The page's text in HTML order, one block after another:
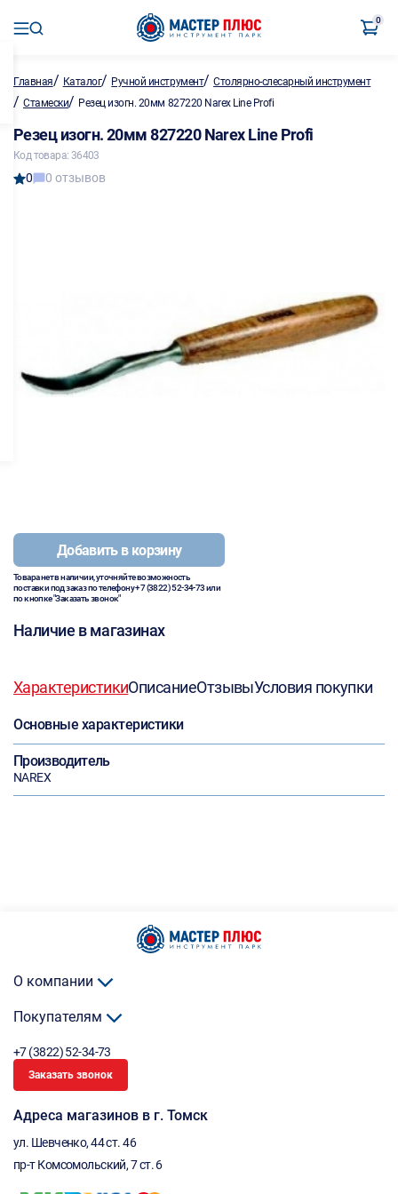
0
Главная/ Каталог/ Ручной инструмент/Столярно-слесарный инструмент
/ Стамески/ Резец изогн. 20мм 827220 Narex Line Profi
Резец изогн. 20мм 827220 Narex Line Profi
Код товара: 36403
0 0 отзывов
Добавить в корзину
Товара нет в наличии, уточняйте возможность
поставки под заказ по телефону+7 (3822) 52-34-73или
по кнопке "Заказать звонок"
Наличие в магазинах
ХарактеристикиОписаниеОтзывыУсловия покупки
Основные характеристики
Производитель
NAREX
О компании
Покупателям
+7 (3822) 52-34-73
Заказать звонок
Адреса магазинов в г. Томск
ул. Шевченко, 44 ст. 46
пр-т Комсомольский, 7 ст. 6